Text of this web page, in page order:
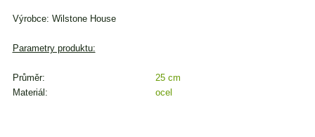
Výrobce: Wilstone House
Parametry produktu:
Průměr:
25 cm
Materiál:
ocel